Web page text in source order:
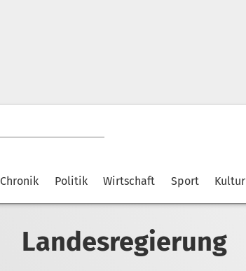
Chronik Politik Wirtschaft Sport Kultur
Landesregierung